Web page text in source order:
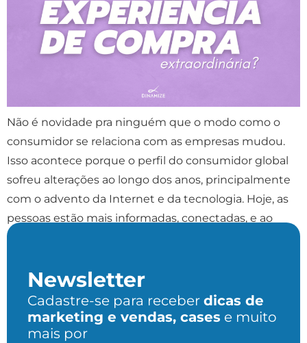
Não é novidade pra ninguém que o modo como o
consumidor se relaciona com as empresas mudou.
Isso acontece porque o perfil do consumidor global
sofreu alterações ao longo dos anos, principalmente
com o advento da Internet e da tecnologia. Hoje, as
pessoas estão mais informadas, conectadas, e ao
mesmo tempo, mais exigentes. Essas mudanças […]
Newsletter
Cadastre-se para receber dicas de
marketing e vendas, cases e muito
mais por